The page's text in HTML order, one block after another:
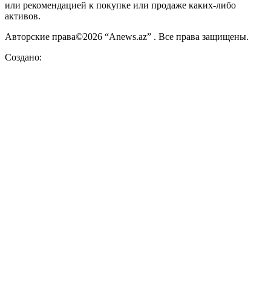
или рекомендацией к покупке или продаже каких-либо
активов.
Авторские права©2026 “Anews.az” . Все права защищены.
Создано: